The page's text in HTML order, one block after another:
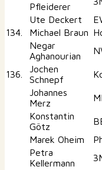
Pfleiderer
Ute Deckert
134.
Michael Braun
Negar
Aghanourian
136.
Jochen
Schnepf
Johannes
Merz
Konstantin
Götz
Marek Oheim
Petra
Kellermann